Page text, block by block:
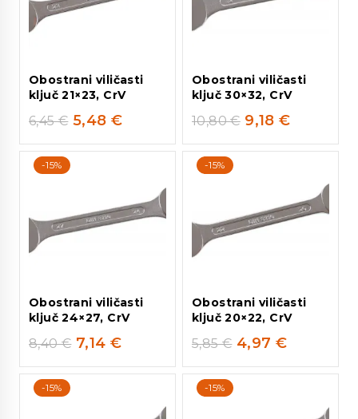
Obostrani viličasti
ključ 21×23, CrV
6,45€ 5,48 €
Obostrani viličasti
ključ 30×32, CrV
10,80€ 9,18€
-15%
Obostrani viličasti
ključ 24×27, CrV
8,40€ 7,14 €
-15%
Obostrani viličasti
ključ 20×22, CrV
5,85€ 4,97 €
-15% -15%